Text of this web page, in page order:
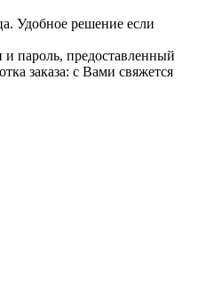
Удобное решение если
и пароль, предоставленный
заказа: с Вами свяжется